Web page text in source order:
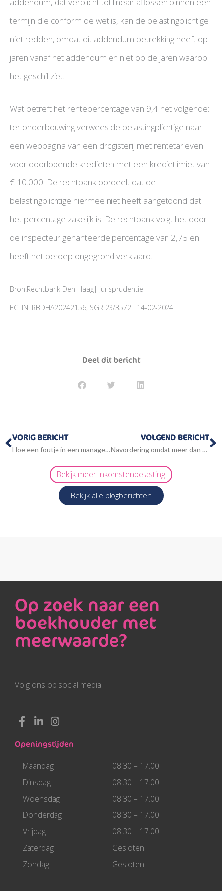
termijn die conform de wet is, kan de belastingplichtige
niet redden, omdat dit addendum betrekking heeft op
jaren vanaf het addendum en niet op de jaren waarop
het geschil ziet.
Wat betreft het rentepercentage van 9,4 het volgende:
ter onderbouwing verwees de belastingplichtige naar
een webpagina van een drogisterij met rentetarieven
voor doorlopende kredieten met een kredietlimiet van
€ 10.000. De rechtbank oordeelt dat de
belastingplichtige hiermee niet heeft aangetoond dat
het percentage zakelijk is. De rechtbank volgt het door
de inspecteur gehanteerde percentage van 2,75 en
heeft het beroep ongegrond verklaard.
Bron:Rechtbank Den Haag| jurisprudentie|
ECLINLRBDHA20242156, SGR 23/3572| 14-02-2024
Deel dit bericht
Vorige
VORIG BERICHT
Hoe een foutje in een managementovereenkomst de inspecteur bijna in de kaart speelde
VOLGEND BERICHT
Navordering omdat meer dan 100% van de negatieve inkomsten uit de eigen woning is aangegeven
Bekijk meer Inkomstenbelasting
Bekijk alle blogberichten
Openingstijden
Maandag
08.30 – 17.00
Dinsdag
08.30 – 17.00
Woensdag
08.30 – 17.00
Donderdag
08.30 – 17.00
Vrijdag
08.30 – 17.00
Zaterdag
Gesloten
Zondag
Gesloten
Op zoek naar een
boekhouder met
meerwaarde?
Volg ons op social media
F
a
c
e
b
o
o
k
-
f
L
i
n
k
e
d
i
-
i
I
n
s
t
m